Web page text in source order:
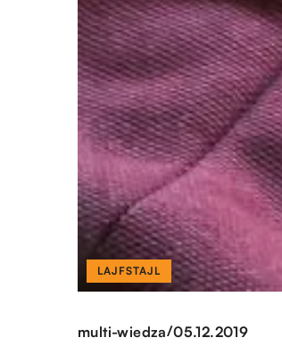
LAJFSTAJL
multi-wiedza/05.12.2019